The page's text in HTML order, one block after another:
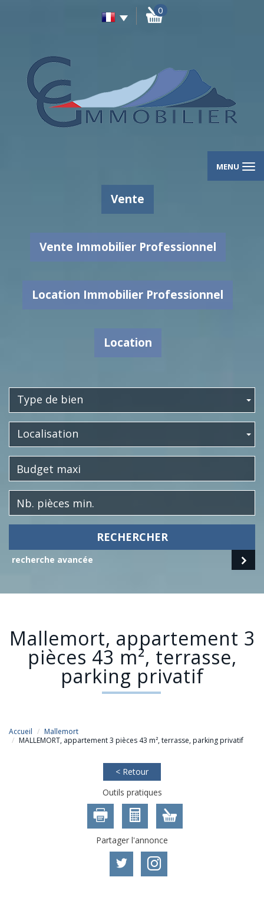
0
MENU
Vente
Vente Immobilier Professionnel
Location Immobilier Professionnel
Location
Type de bien
Localisation
RECHERCHER
recherche avancée
mallemort, appartement 3
pièces 43 m², terrasse,
parking privatif
Accueil
Mallemort
MALLEMORT, appartement 3 pièces 43 m², terrasse, parking privatif
< Retour
Outils pratiques
Partager l'annonce